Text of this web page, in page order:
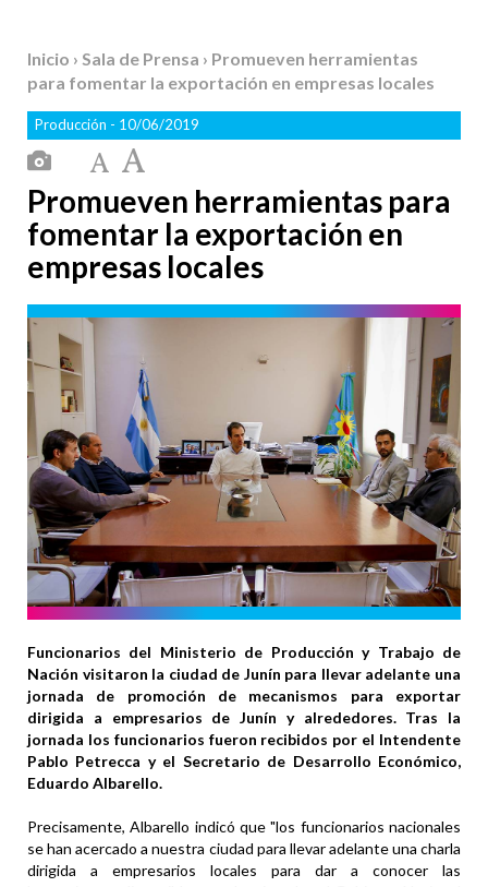
Inicio › Sala de Prensa › Promueven herramientas
para fomentar la exportación en empresas locales
Producción - 10/06/2019
Promueven herramientas para
fomentar la exportación en
empresas locales
Funcionarios del Ministerio de Producción y Trabajo de
Nación visitaron la ciudad de Junín para llevar adelante una
jornada de promoción de mecanismos para exportar
dirigida a empresarios de Junín y alrededores. Tras la
jornada los funcionarios fueron recibidos por el Intendente
Pablo Petrecca y el Secretario de Desarrollo Económico,
Eduardo Albarello.
Precisamente, Albarello indicó que "los funcionarios nacionales
se han acercado a nuestra ciudad para llevar adelante una charla
dirigida a empresarios locales para dar a conocer las